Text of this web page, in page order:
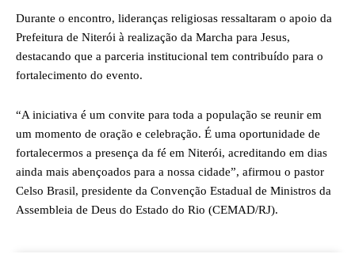
Durante o encontro, lideranças religiosas ressaltaram o apoio da
Prefeitura de Niterói à realização da Marcha para Jesus,
destacando que a parceria institucional tem contribuído para o
fortalecimento do evento.
“A iniciativa é um convite para toda a população se reunir em
um momento de oração e celebração. É uma oportunidade de
fortalecermos a presença da fé em Niterói, acreditando em dias
ainda mais abençoados para a nossa cidade”, afirmou o pastor
Celso Brasil, presidente da Convenção Estadual de Ministros da
Assembleia de Deus do Estado do Rio (CEMAD/RJ).